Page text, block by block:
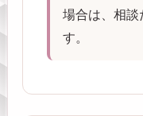
場合は、相
す。